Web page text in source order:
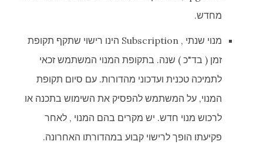
מחדש.
מנוי שנתי , Subscription הינו רישוי שתקף תקופת
זמן ( בד"כ ) שנה. בתקופת המנוי המשתמש זכאי
לתמיכה טכנית ועדכוני מהדורות. עם סיום תקופת
המנוי, על המשתמש להפסיק את השימוש בתכנה או
לרכוש מנוי חדש. יש מקרים בהם המנוי , לאחר
פקיעתו הופך לרישוי קבוע במהדורתו האחרונה.